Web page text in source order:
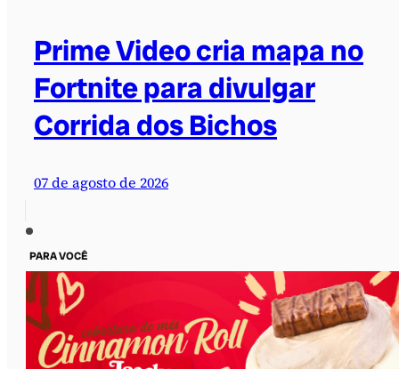
Prime Video cria mapa no
Fortnite para divulgar
Corrida dos Bichos
07 de agosto de 2026
PARA VOCÊ